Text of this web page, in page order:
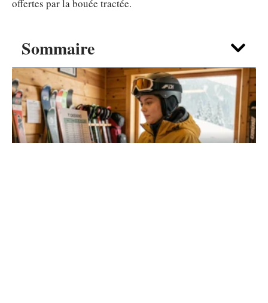
Sommaire
offertes par la bouée tractée.